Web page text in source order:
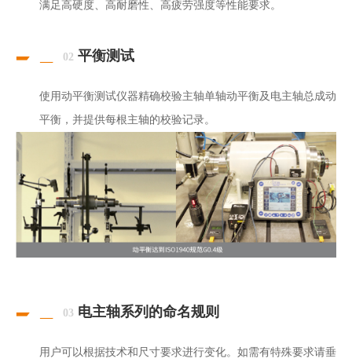
满足高硬度、高耐磨性、高疲劳强度等性能要求。
02 平衡测试
使用动平衡测试仪器精确校验主轴单轴动平衡及电主轴总成动
平衡，并提供每根主轴的校验记录。
03 电主轴系列的命名规则
用户可以根据技术和尺寸要求进行变化。如需有特殊要求请垂